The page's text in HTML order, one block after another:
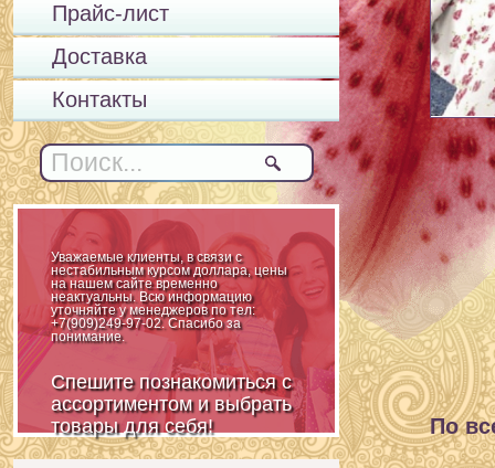
Прайс-лист
Доставка
Контакты
Уважаемые клиенты, в связи с
нестабильным курсом доллара, цены
на нашем сайте временно
неактуальны. Всю информацию
уточняйте у менеджеров по тел:
+7(909)249-97-02. Спасибо за
понимание.
Спешите познакомиться с
ассортиментом и выбрать
товары для себя!
По